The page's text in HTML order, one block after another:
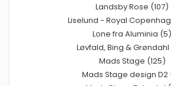
Landsby Rose (107)
Liselund - Royal
Lone fra Aluminia (5)
Løvfald, Bing &
Mads Stage (125)
Mads Stage design D2